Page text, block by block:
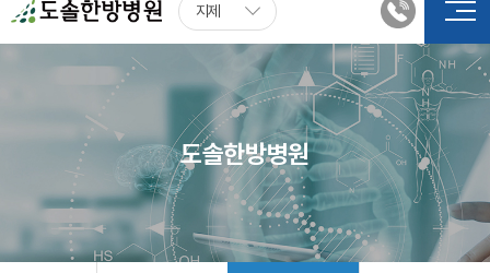
지제
치료후기 진료예약 채용안내
도솔채널
도솔한방병원